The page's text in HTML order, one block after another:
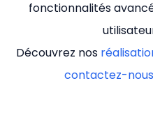
fonctionnalités
Découvrez nos
contactez-nous